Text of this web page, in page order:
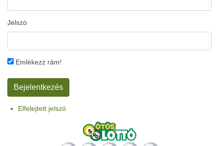
Jelszó
Emlékezz rám!
Elfelejtett jelszó